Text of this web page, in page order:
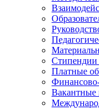
Стипендии
Платные
Финансово-
Вакантные